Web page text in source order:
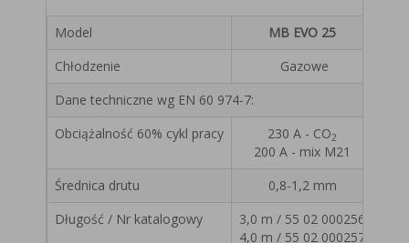
Model
MB EVO 25
Chłodzenie
Gazowe
Dane techniczne wg EN 60 974-7:
Obciążalność 60% cykl pracy
230 A - CO2
200 A - mix M21
Średnica drutu
0,8-1,2 mm
Długość / Nr katalogowy
3,0 m / 55 02 000256
4,0 m / 55 02 000257